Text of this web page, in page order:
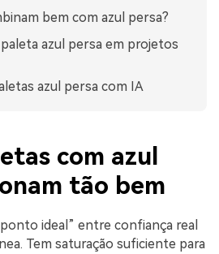
bem com azul persa?
azul persa em projetos
azul persa com IA
com azul
tão bem
ideal” entre confiança real
Tem saturação suficiente para